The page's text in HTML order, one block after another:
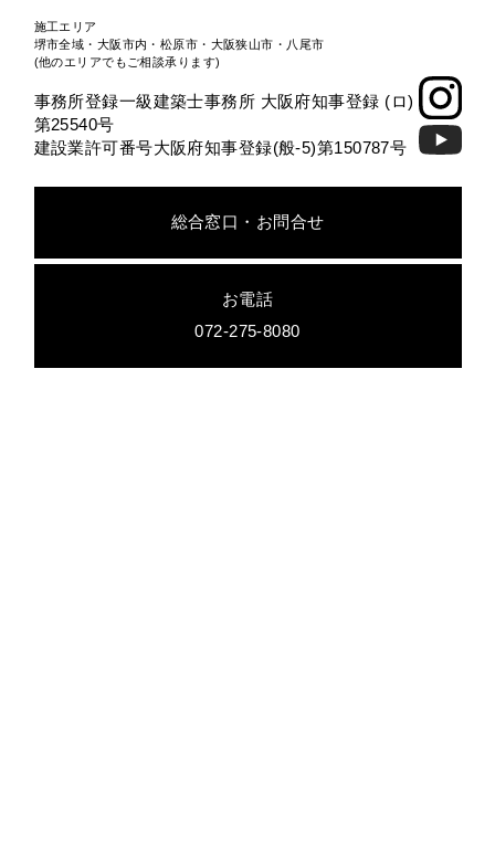
施工エリア
堺市全域・大阪市内・松原市・大阪狭山市・八尾市
(他のエリアでもご相談承ります)
事務所登録一級建築士事務所 大阪府知事登録 (ロ)
第25540号
建設業許可番号大阪府知事登録(般-5)第150787号
総合窓口・お問合せ
お電話
072-275-8080